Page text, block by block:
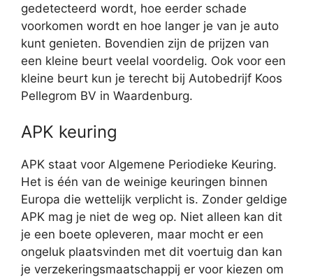
gedetecteerd wordt, hoe eerder schade
voorkomen wordt en hoe langer je van je auto
kunt genieten. Bovendien zijn de prijzen van
een kleine beurt veelal voordelig. Ook voor een
kleine beurt kun je terecht bij Autobedrijf Koos
Pellegrom BV in Waardenburg.
APK keuring
APK staat voor Algemene Periodieke Keuring.
Het is één van de weinige keuringen binnen
Europa die wettelijk verplicht is. Zonder geldige
APK mag je niet de weg op. Niet alleen kan dit
je een boete opleveren, maar mocht er een
ongeluk plaatsvinden met dit voertuig dan kan
je verzekeringsmaatschappij er voor kiezen om